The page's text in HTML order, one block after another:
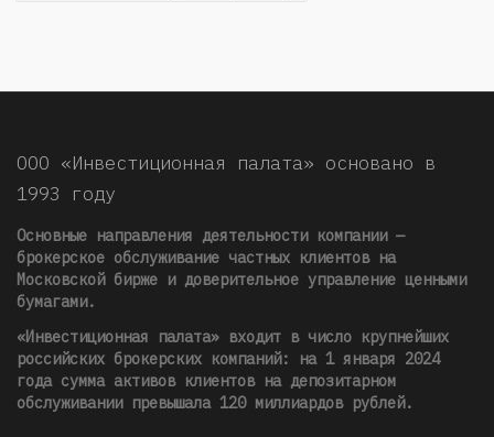
ООО «Инвестиционная палата» основано в
1993 году
Основные направления деятельности компании —
брокерское обслуживание частных клиентов на
Московской бирже и доверительное управление ценными
бумагами.
«Инвестиционная палата» входит в число крупнейших
российских брокерских компаний: на 1 января 2024
года сумма активов клиентов на депозитарном
обслуживании превышала 120 миллиардов рублей.